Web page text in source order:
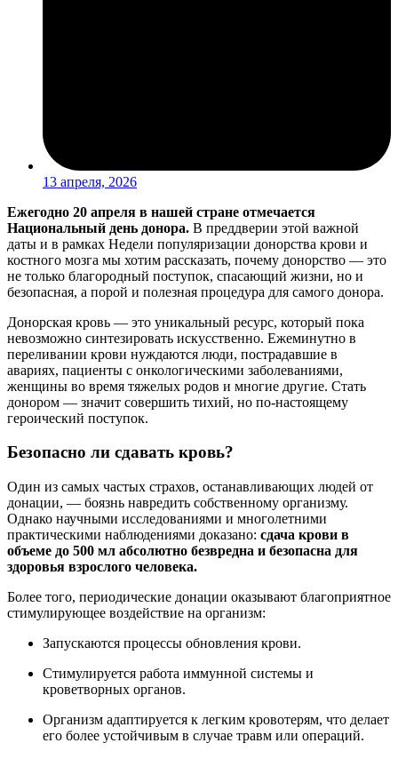
13 апреля, 2026
Ежегодно 20 апреля в нашей стране отмечается
Национальный день донора. В преддверии этой важной
даты и в рамках Недели популяризации донорства крови и
костного мозга мы хотим рассказать, почему донорство — это
не только благородный поступок, спасающий жизни, но и
безопасная, а порой и полезная процедура для самого донора.
Донорская кровь — это уникальный ресурс, который пока
невозможно синтезировать искусственно. Ежеминутно в
переливании крови нуждаются люди, пострадавшие в
авариях, пациенты с онкологическими заболеваниями,
женщины во время тяжелых родов и многие другие. Стать
донором — значит совершить тихий, но по-настоящему
героический поступок.
Безопасно ли сдавать кровь?
Один из самых частых страхов, останавливающих людей от
донации, — боязнь навредить собственному организму.
Однако научными исследованиями и многолетними
практическими наблюдениями доказано: сдача крови в
объеме до 500 мл абсолютно безвредна и безопасна для
здоровья взрослого человека.
Более того, периодические донации оказывают благоприятное
стимулирующее воздействие на организм:
Запускаются процессы обновления крови.
Стимулируется работа иммунной системы и
кроветворных органов.
Организм адаптируется к легким кровотерям, что делает
его более устойчивым в случае травм или операций.